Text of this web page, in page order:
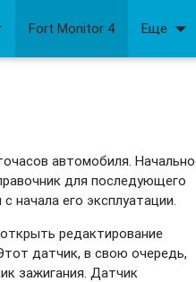
Fort Monitor 4 Еще arrow_drop_down
автомобиля.
для последующего
начала его эксплуатации.
редактирование
датчик, в свою очередь,
зажигания. Датчик